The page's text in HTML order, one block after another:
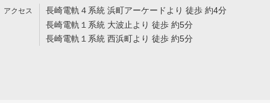
長崎電軌４系統 浜町アーケードより 徒歩 約4分
長崎電軌１系統 大波止より 徒歩 約5分
長崎電軌１系統 西浜町より 徒歩 約5分